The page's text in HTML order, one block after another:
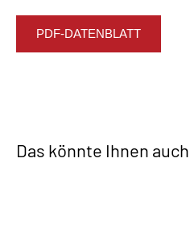
PDF-DATENBLATT
Das könnte Ihnen